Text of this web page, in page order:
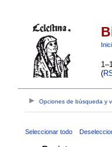
(
Opciones de búsqueda y
Seleccionar todo